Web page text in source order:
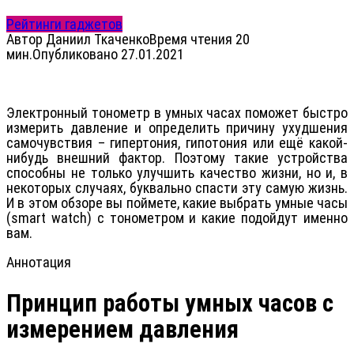
Рейтинги гаджетов
Автор Даниил ТкаченкоВремя чтения 20
мин.Опубликовано 27.01.2021
Электронный тонометр в умных часах поможет быстро
измерить давление и определить причину ухудшения
самочувствия – гипертония, гипотония или ещё какой-
нибудь внешний фактор. Поэтому такие устройства
способны не только улучшить качество жизни, но и, в
некоторых случаях, буквально спасти эту самую жизнь.
И в этом обзоре вы поймете, какие выбрать умные часы
(smart watch) с тонометром и какие подойдут именно
вам.
Аннотация
Принцип работы умных часов с
измерением давления